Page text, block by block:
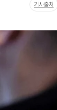
기사출처